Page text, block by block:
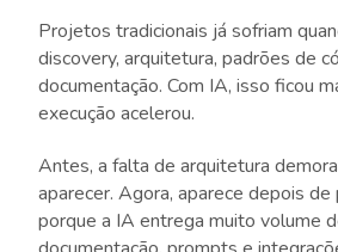
Projetos tradicionais já sofriam
discovery, arquitetura, padrões de
documentação. Com IA, isso ficou
execução acelerou.
Antes, a falta de arquitetura
aparecer. Agora, aparece depois de
porque a IA entrega muito volume